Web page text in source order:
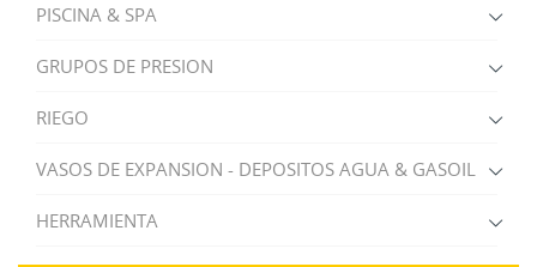
PISCINA & SPA
GRUPOS DE PRESION
RIEGO
VASOS DE EXPANSION - DEPOSITOS AGUA & GASOIL
HERRAMIENTA